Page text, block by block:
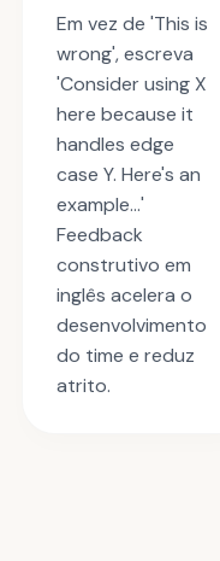
Em vez de 'This is
wrong', escreva
'Consider using X
here because it
handles edge
case Y. Here's an
example...'
Feedback
construtivo em
inglês acelera o
desenvolvimento
do time e reduz
atrito.